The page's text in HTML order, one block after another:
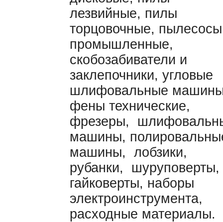
лезвийные, пилы
торцовочные, пылесосы
промышленные,
скобозабиватели и
заклепочники, угловые
шлифовальные
фены технические,
фрезеры,
машины,
машины, лобзики,
рубанки, шуруповерты,
гайковерты, наборы
электроинструмента,
расходные материалы.